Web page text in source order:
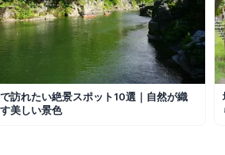
訪れたい絶景スポット10選｜自然が織
美しい景色